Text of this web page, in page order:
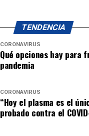
TENDENCIA
CORONAVIRUS
Qué opciones hay para
pandemia
CORONAVIRUS
“Hoy el plasma es el
probado contra el